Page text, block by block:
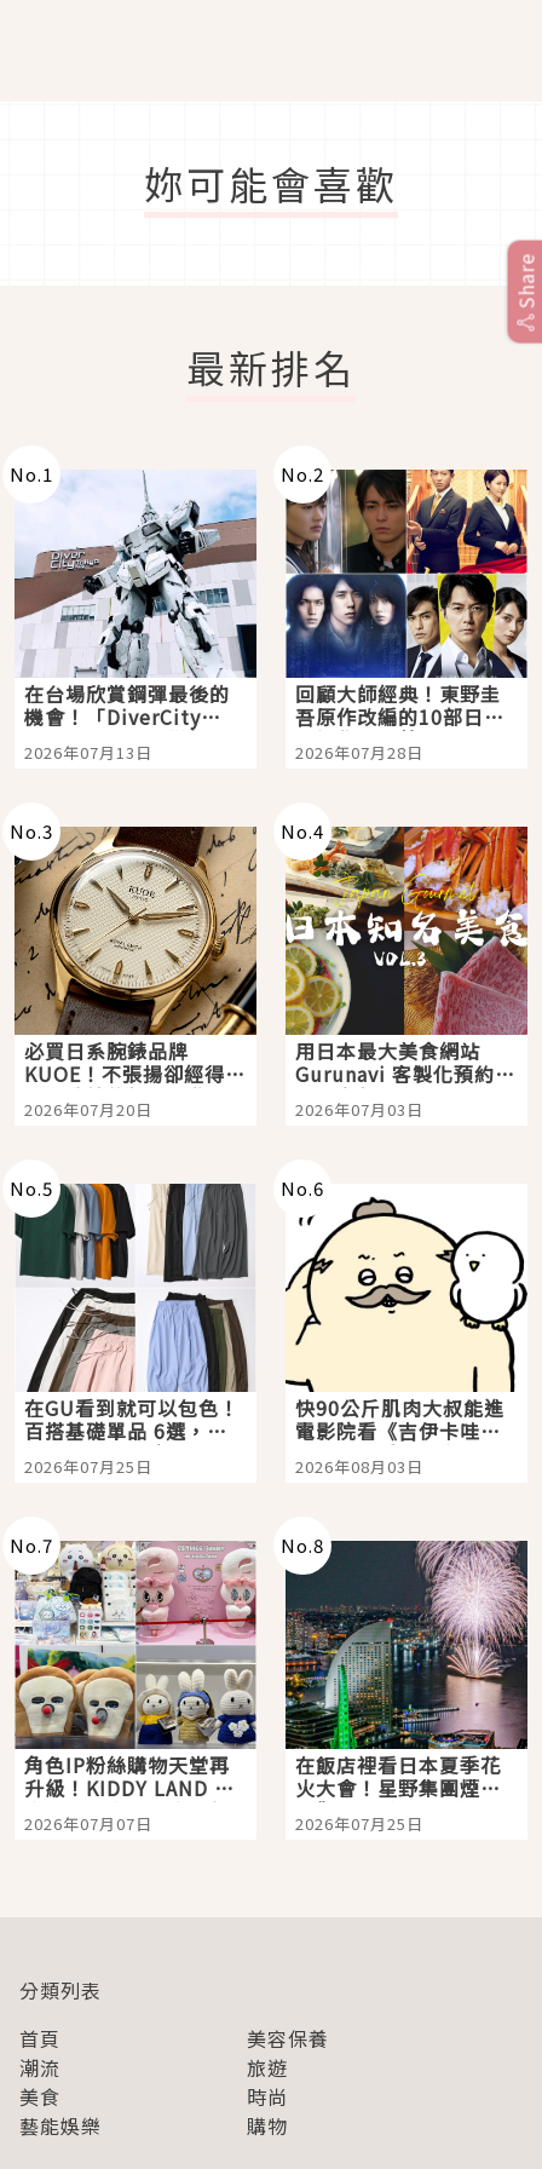
妳可能會喜歡
最新排名
No.1
在台場欣賞鋼彈最後的
機會！「DiverCity
Tokyo Plaza」搭船、
購物、美食及夜景，一
2026年07月13日
No.2
回顧大師經典！東野圭
吾原作改編的10部日本
影視作品推薦
2026年07月28日
No.3
必買日系腕錶品牌
KUOE！不張揚卻經得起
時間洗鍊的經典之作五
選
2026年07月20日
No.4
用日本最大美食網站
Gurunavi 客製化預約九
大都市餐廳，打造專屬
美食體驗！
2026年07月03日
No.5
在GU看到就可以包色！
百搭基礎單品 6選，閉
眼全收也不心疼
2026年07月25日
No.6
快90公斤肌肉大叔能進
電影院看《吉伊卡哇》
嗎？日本重金屬樂團
「打首」會長與nagano
2026年08月03日
No.7
角色IP粉絲購物天堂再
升級！KIDDY LAND 原
宿店吉伊卡哇迎客，新
開幕 OMOKADO 店3分
2026年07月07日
No.8
在飯店裡看日本夏季花
火大會！星野集團煙火
景觀飯店6選，讓你不用
人擠人悠閒欣賞
2026年07月25日
Share
分類列表
首頁
美容保養
潮流
旅遊
美食
時尚
藝能娛樂
購物